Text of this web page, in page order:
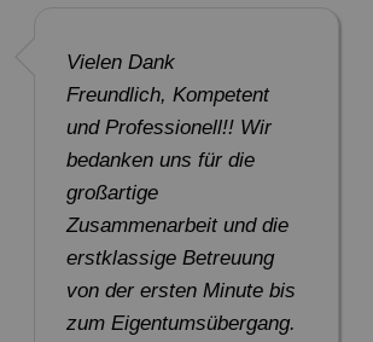
Vielen Dank
Freundlich, Kompetent
und Professionell!! Wir
bedanken uns für die
großartige
Zusammenarbeit und die
erstklassige Betreuung
von der ersten Minute bis
zum Eigentumsübergang.